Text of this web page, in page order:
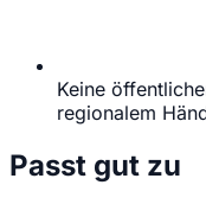
Keine
regionalem
Passt gut zu